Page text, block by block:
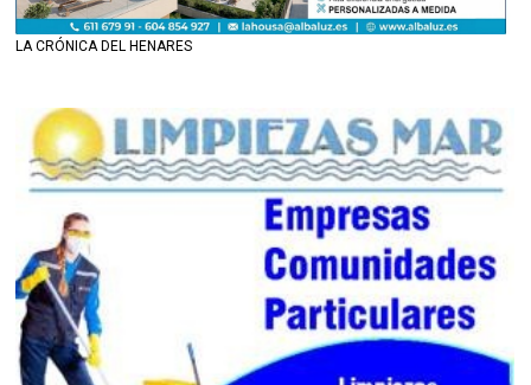
LA CRÓNICA DEL HENARES